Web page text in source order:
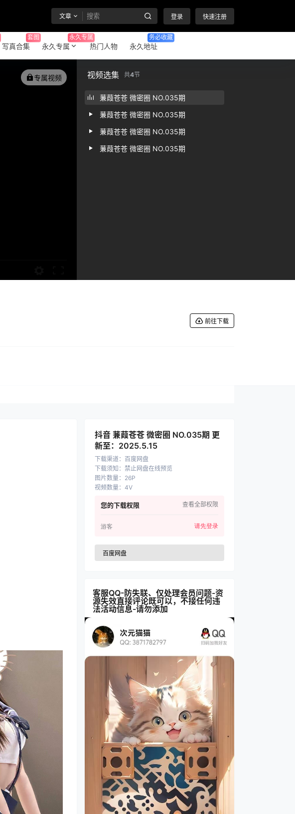
文章 登录 快速注册
写真合集
套图
永久专属
永久专属
热门人物 永久地址
务必收藏
专属视频 视频选集 共4节
蒹葭苍苍 微密圈 NO.035期
蒹葭苍苍 微密圈 NO.035期
蒹葭苍苍 微密圈 NO.035期
蒹葭苍苍 微密圈 NO.035期
前往下载
抖音 蒹葭苍苍 微密圈 NO.035期 更
新至：2025.5.15
下载渠道： 百度网盘
下载须知 ： 禁止网盘在线预览
图片数量： 26P
视频数量： 4V
您的下载权限 查看全部权限
游客 请先登录
百度网盘
客服QQ-防失联、仅处理会员问题-资
源失效直接评论既可以，不接任何违
法活动信息-请勿添加